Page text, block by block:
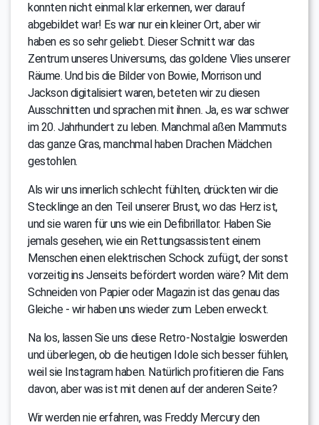
konnten nicht einmal klar erkennen, wer darauf
abgebildet war! Es war nur ein kleiner Ort, aber wir
haben es so sehr geliebt. Dieser Schnitt war das
Zentrum unseres Universums, das goldene Vlies unserer
Räume. Und bis die Bilder von Bowie, Morrison und
Jackson digitalisiert waren, beteten wir zu diesen
Ausschnitten und sprachen mit ihnen. Ja, es war schwer
im 20. Jahrhundert zu leben. Manchmal aßen Mammuts
das ganze Gras, manchmal haben Drachen Mädchen
gestohlen.
Als wir uns innerlich schlecht fühlten, drückten wir die
Stecklinge an den Teil unserer Brust, wo das Herz ist,
und sie waren für uns wie ein Defibrillator. Haben Sie
jemals gesehen, wie ein Rettungsassistent einem
Menschen einen elektrischen Schock zufügt, der sonst
vorzeitig ins Jenseits befördert worden wäre? Mit dem
Schneiden von Papier oder Magazin ist das genau das
Gleiche - wir haben uns wieder zum Leben erweckt.
Na los, lassen Sie uns diese Retro-Nostalgie loswerden
und überlegen, ob die heutigen Idole sich besser fühlen,
weil sie Instagram haben. Natürlich profitieren die Fans
davon, aber was ist mit denen auf der anderen Seite?
Wir werden nie erfahren, was Freddy Mercury den